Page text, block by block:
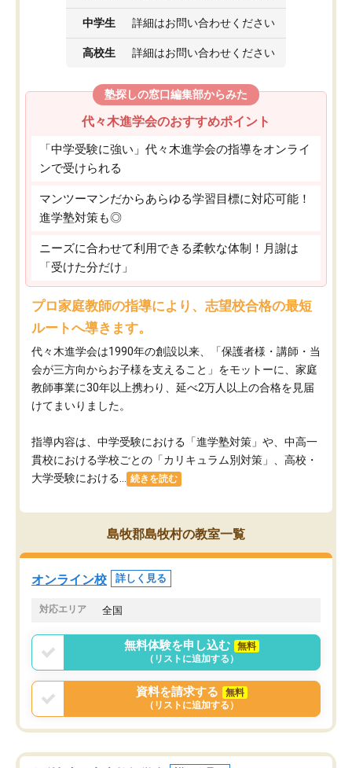
中学生 詳細はお問い合わせください
高校生 詳細はお問い合わせください
塾探しの窓口編集部からみた
代々木進学会のおすすめポイント
「中学受験に強い」代々木進学会の指導をオンライ
ンで受けられる
マンツーマンだからあらゆる学習目標に対応可能！
進学塾対策も◎
ニーズに合わせて利用できる柔軟な体制！月謝は
「受けた分だけ」
プロ家庭教師の指導により、志望校合格の最短
ルートへ導きます。
代々木進学会は1990年の創設以来、「保護者様・講師・当
会が三方向からお子様を支えること」をモットーに、家庭
教師事業に30年以上携わり、延べ2万人以上の合格を見届
けてまいりました。
指導内容は、中学受験における「進学塾対策」や、中高一
貫校における学校ごとの「カリキュラム別対策」、高校・
大学受験における...
続きを読む
島牧郡島牧村の教室一覧
オンライン校 詳しく見る
対応エリア 全国
無料体験を申し込む
無料
（リストに追加する）
資料を請求する
無料
（リストに追加する）